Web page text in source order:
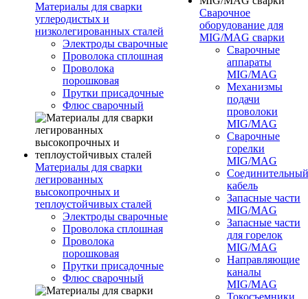
Материалы для сварки
углеродистых и
низколегированных сталей
Электроды сварочные
Проволока сплошная
Проволока
порошковая
Прутки присадочные
Флюс сварочный
Материалы для сварки
легированных
высокопрочных и
теплоустойчивых сталей
Электроды сварочные
Проволока сплошная
Проволока
порошковая
Прутки присадочные
Флюс сварочный
Сварочное
оборудование для
MIG/MAG сварки
Сварочные
аппараты
MIG/MAG
Механизмы
подачи
проволоки
MIG/MAG
Сварочные
горелки
MIG/MAG
Соединительный
кабель
Запасные части
MIG/MAG
Запасные части
для горелок
MIG/MAG
Направляющие
каналы
MIG/MAG
Токосъемники